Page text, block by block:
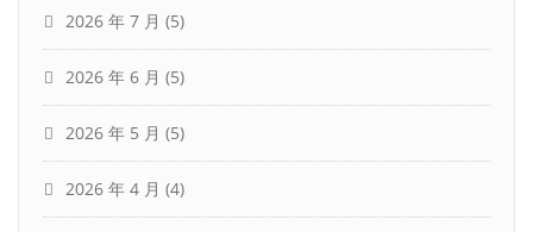
2026 年 7 月 (5)
2026 年 6 月 (5)
2026 年 5 月 (5)
2026 年 4 月 (4)